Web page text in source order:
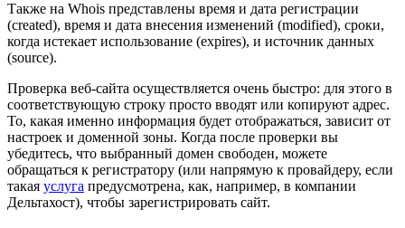
Также на Whois представлены время и дата регистрации
(created), время и дата внесения изменений (modified), сроки,
когда истекает использование (expires), и источник данных
(source).
Проверка веб-сайта осуществляется очень быстро: для этого в
соответствующую строку просто вводят или копируют адрес.
То, какая именно информация будет отображаться, зависит от
настроек и доменной зоны. Когда после проверки вы
убедитесь, что выбранный домен свободен, можете
обращаться к регистратору (или напрямую к провайдеру, если
такая услуга предусмотрена, как, например, в компании
Дельтахост), чтобы зарегистрировать сайт.